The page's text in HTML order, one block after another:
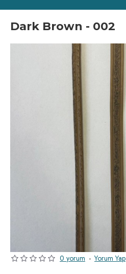
Dark Brown - 002
0 yorum - Yorum Yap